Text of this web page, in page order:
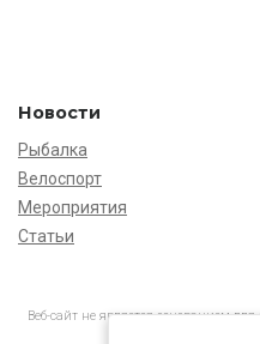
Новости
Рыбалка
Велоспорт
Мероприятия
Статьи
Веб-сайт не является основанием